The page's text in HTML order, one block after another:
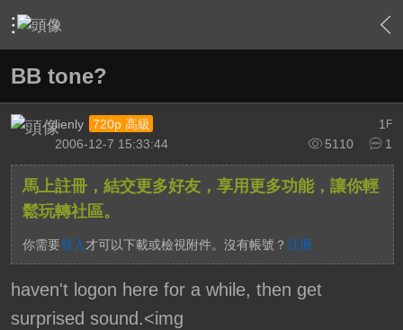
› 站務中心 › 論壇問題反映與建議 › 內容
BB tone?
1 F
lienly
720p 高級
5110
1
2006-12-7 15:33:44
馬上註冊，結交更多好友，享用更多功能，讓你輕
鬆玩轉社區。
你需要登入 才可以下載或檢視附件。沒有帳號？ 註冊
haven't logon here for a while, then get
surprised sound.<img